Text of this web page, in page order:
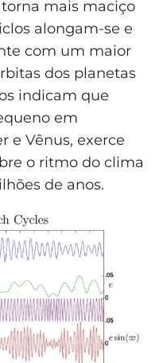
mais maciço
alongam-se e
com um maior
dos planetas
indicam que
em
e Vênus, exerce
o ritmo do clima
de anos.